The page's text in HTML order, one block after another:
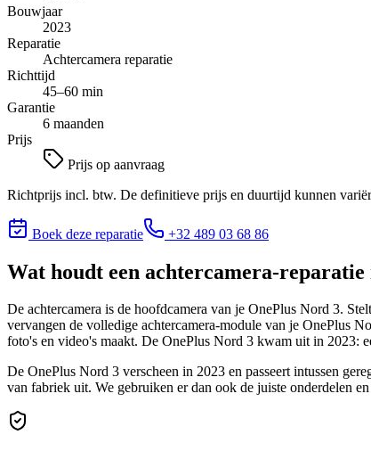
Bouwjaar
2023
Reparatie
Achtercamera reparatie
Richttijd
45–60 min
Garantie
6 maanden
Prijs
Prijs op aanvraag
Richtprijs incl. btw. De definitieve prijs en duurtijd kunnen
Boek deze reparatie +32 489 03 68 86
Wat houdt een achtercamera-reparatie
De achtercamera is de hoofdcamera van je OnePlus Nord 3.
vervangen de volledige achtercamera-module van je OnePlus
foto's en video's maakt. De OnePlus Nord 3 kwam uit in 2023:
De OnePlus Nord 3 verscheen in 2023 en passeert intussen
van fabriek uit. We gebruiken er dan ook de juiste onderdelen